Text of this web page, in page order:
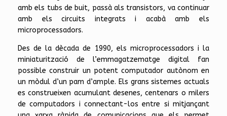
amb els tubs de buit, passà als transistors, va continuar
amb els circuits integrats i acabà amb els
microprocessadors.
Des de la dècada de 1990, els microprocessadors i la
miniaturització de l’emmagatzematge digital fan
possible construir un potent computador autònom en
un mòdul d’un pam d’ample. Els grans sistemes actuals
es construeixen acumulant desenes, centenars o milers
de computadors i connectant-los entre si mitjançant